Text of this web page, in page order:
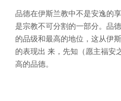
品德在伊斯兰教中不是安逸的
是宗教不可分割的一部分。品
的品级和最高的地位，这从伊
的表现出 来，先知（愿主福安
高的品德。